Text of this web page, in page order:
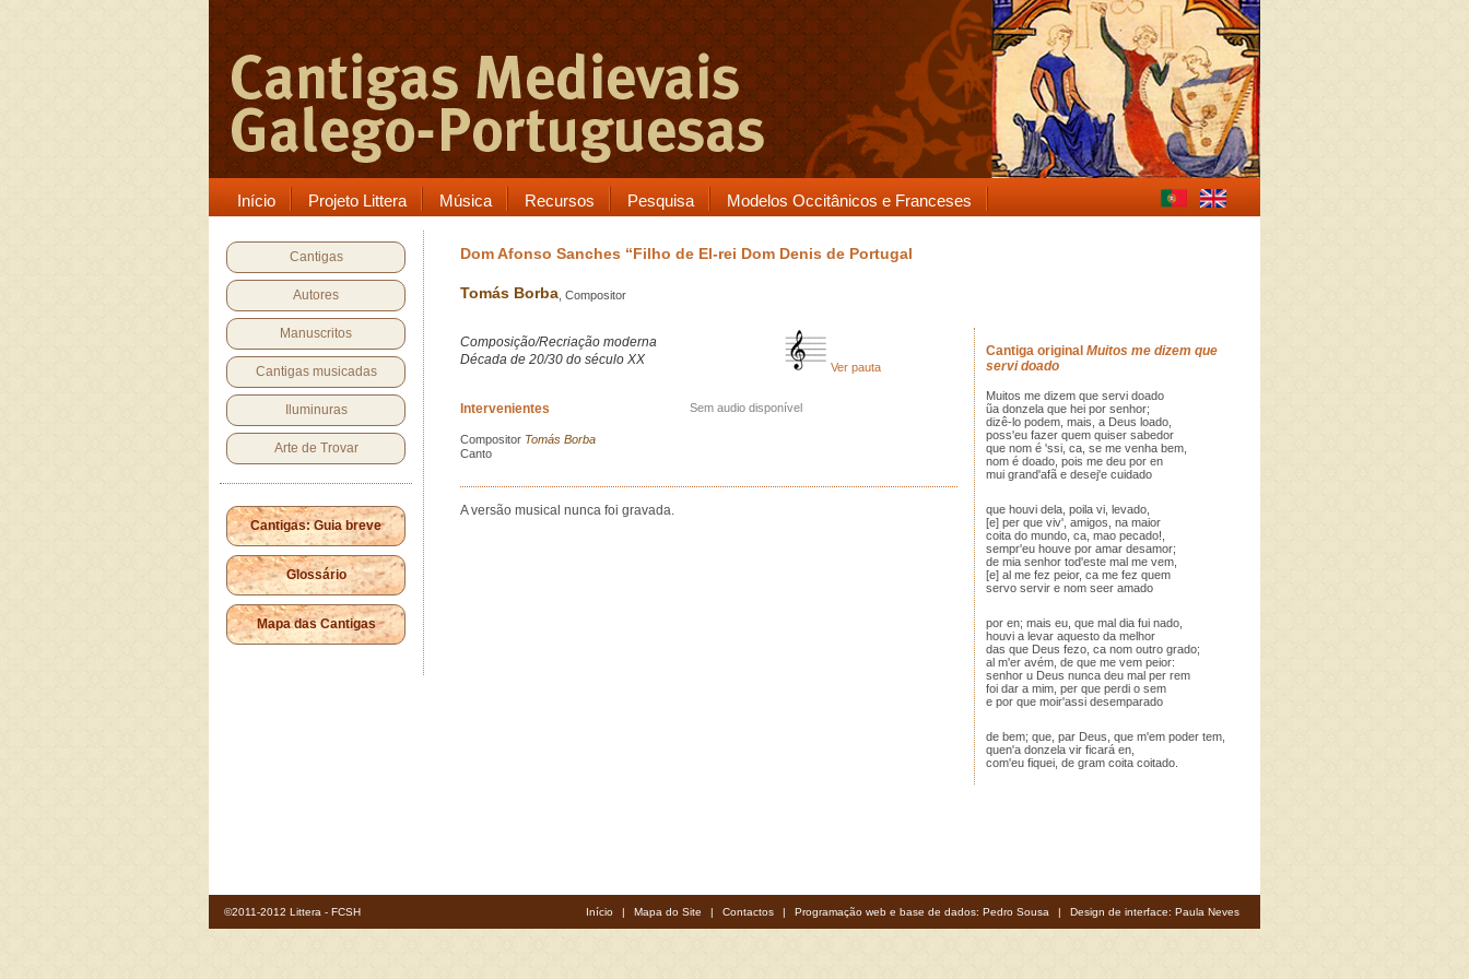
Início Projeto Littera Música Recursos Pesquisa Modelos Occitânicos e Franceses
Cantigas
Autores
Manuscritos
Cantigas musicadas
Iluminuras
Arte de Trovar
Cantigas: Guia breve
Glossário
Mapa das Cantigas
Dom Afonso Sanches “Filho de El-rei Dom Denis de Portugal
Tomás Borba , Compositor
Composição/Recriação moderna
Década de 20/30 do século XX
Ver pauta
Intervenientes
Compositor Tomás Borba
Canto
Sem audio disponível
A versão musical nunca foi gravada.
Cantiga original Muitos me dizem que
servi doado
Muitos me dizem que servi doado
ũa donzela que hei por senhor;
dizê-lo podem, mais, a Deus loado,
poss'eu fazer quem quiser sabedor
que nom é 'ssi, ca, se me venha bem,
nom é doado, pois me deu por en
mui grand'afã e desej'e cuidado
que houvi dela, poila vi, levado,
[e] per que viv', amigos, na maior
coita do mundo, ca, mao pecado!,
sempr'eu houve por amar desamor;
de mia senhor tod'este mal me vem,
[e] al me fez peior, ca me fez quem
servo servir e nom seer amado
por en; mais eu, que mal dia fui nado,
houvi a levar aquesto da melhor
das que Deus fezo, ca nom outro grado;
al m'er avém, de que me vem peior:
senhor u Deus nunca deu mal per rem
foi dar a mim, per que perdi o sem
e por que moir'assi desemparado
de bem; que, par Deus, que m'em poder tem,
quen'a donzela vir ficará en,
com'eu fiquei, de gram coita coitado.
©2011-2012 Littera - FCSH Início | Mapa do Site | Contactos | Programação web e base de dados: Pedro Sousa | Design de interface: Paula Neves